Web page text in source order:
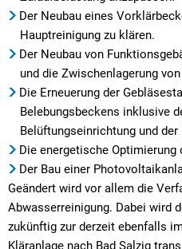
Der Neubau eines
Hauptreinigung zu klären.
Der Neubau von
und die Zwischenlagerung
Die Erneuerung der
Belebungsbeckens inklusive
Belüftungseinrichtung und
Die energetische Optimierung
Der Bau einer
Geändert wird vor allem die
Abwasserreinigung. Dabei wird
zukünftig zur derzeit ebenfalls
Kläranlage nach Bad Salzig